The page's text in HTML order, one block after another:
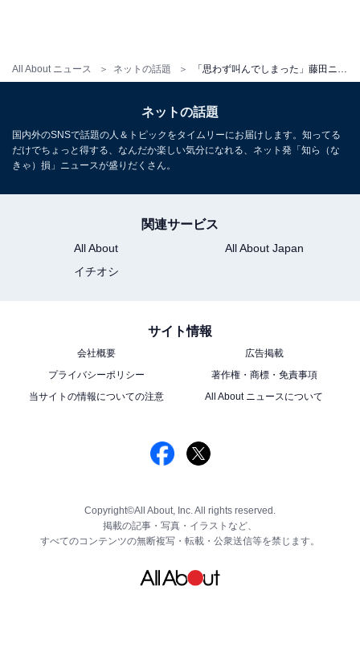
All About ニュース ネットの話題
ネットの話題
国内外のSNSで話題の人＆トピックをタイムリーにお届けします。知ってる
だけでちょっと得する、なんだか楽しい気分になれる、ネット発「知ら（な
きゃ）損」ニュースが盛りだくさん。
関連サービス
All About
All About Japan
イチオシ
サイト情報
会社概要
広告掲載
プライバシーポリシー
著作権・商標・免責事項
当サイトの情報についての注意
All About ニュースについて
Copyright©All About, Inc. All rights reserved.
掲載の記事・写真・イラストなど、
すべてのコンテンツの無断複写・転載・公衆送信等を禁じます。